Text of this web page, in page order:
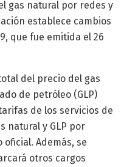
gas natural por redes y
establece cambios
que fue emitida el 26
del precio del gas
de petróleo (GLP)
de los servicios de
natural y GLP por
oficial. Además, se
otros cargos